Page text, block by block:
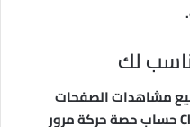
لك
مشاهدات الصفحات
المؤهلة، لأن ذلك يتيح لمنصة Cleotic حساب حصة حركة مرور